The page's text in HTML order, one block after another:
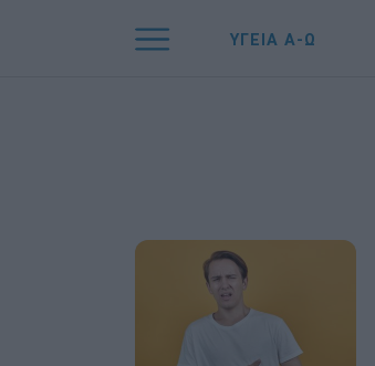
ΥΓΕΙΑ Α-Ω